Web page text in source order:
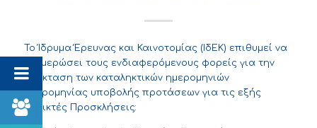
Το Ίδρυμα Έρευνας και Καινοτομίας (ΙδΕΚ) επιθυμεί να
ενημερώσει τους ενδιαφερόμενους φορείς για την
επέκταση των καταληκτικών ημερομηνιών
ημερομηνίας υποβολής προτάσεων για τις εξής
ανοικτές Προσκλήσεις: